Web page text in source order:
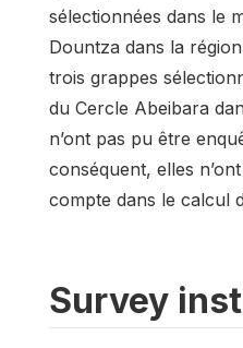
sélectionnées dans le
Dountza dans la
trois grappes
du Cercle Abeibara
n’ont pas pu être
conséquent, elles
compte dans le calcul
Survey